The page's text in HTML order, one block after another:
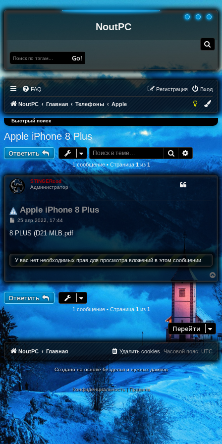
NoutPC
о
Go!
FAQ Вход
Регистрация
NoutPC Главная Телефоны Apple
Быстрый поиск
Apple iPhone 8 Plus
Ответить Поиск
1 сообщение • Страница1из1
STINGERcod
Администратор
Apple iPhone 8 Plus
С
о
н
и
е
25 апр 2022, 17:44
8 PLUS (D21 MLB.pdf
У вас нет необходимых прав для просмотра вложений в этом сообщении.
е
р
н
у
ь
с
к
н
а
ч
а
л
у
Ответить
1 сообщение • Страница 1из 1
Перейти
NoutPC Главная Часовой пояс: UTC
Удалить cookies
Создано на основе безделья и нужных дампов
Конфиденциальность|Правила